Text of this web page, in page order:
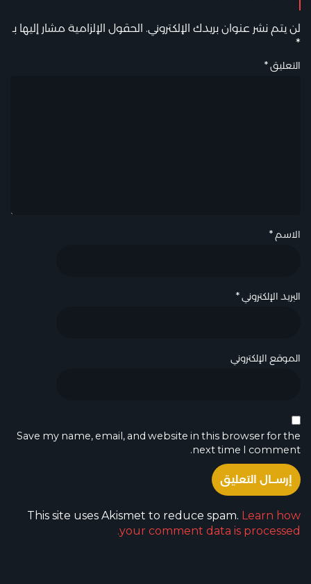
لن يتم نشر عنوان بريدك الإلكتروني. الحقول الإلزامية مشار إليها بـ
*
التعليق*
الاسم *
البريد الإلكتروني*
الموقع الإلكتروني
Save my name, email, and website in this browser for the
next time I comment.
This site uses Akismet to reduce spam. Learn how
your comment data is processed.